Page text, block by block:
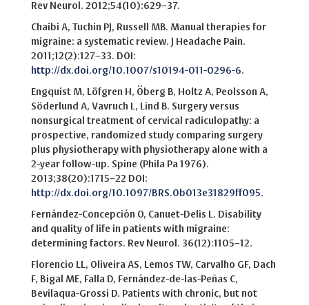
Rev Neurol. 2012;54(10):629–37.
Chaibi A, Tuchin PJ, Russell MB. Manual therapies for
migraine: a systematic review. J Headache Pain.
2011;12(2):127–33. DOI:
http://dx.doi.org/10.1007/s10194-011-0296-6.
Engquist M, Löfgren H, Öberg B, Holtz A, Peolsson A,
Söderlund A, Vavruch L, Lind B. Surgery versus
nonsurgical treatment of cervical radiculopathy: a
prospective, randomized study comparing surgery
plus physiotherapy with physiotherapy alone with a
2-year follow-up. Spine (Phila Pa 1976).
2013;38(20):1715–22 DOI:
http://dx.doi.org/10.1097/BRS.0b013e31829ff095.
Fernández-Concepción O, Canuet-Delis L. Disability
and quality of life in patients with migraine:
determining factors. Rev Neurol. 36(12):1105–12.
Florencio LL, Oliveira AS, Lemos TW, Carvalho GF, Dach
F, Bigal ME, Falla D, Fernández-de-las-Peñas C,
Bevilaqua-Grossi D. Patients with chronic, but not